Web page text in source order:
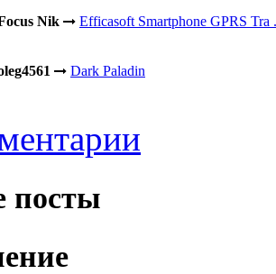
Nik Efficasoft Smartphone GPRS Tra
Dark Paladin
посты